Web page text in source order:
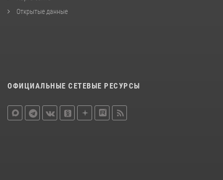
Открытые данные
ОФИЦИАЛЬНЫЕ СЕТЕВЫЕ РЕСУРСЫ